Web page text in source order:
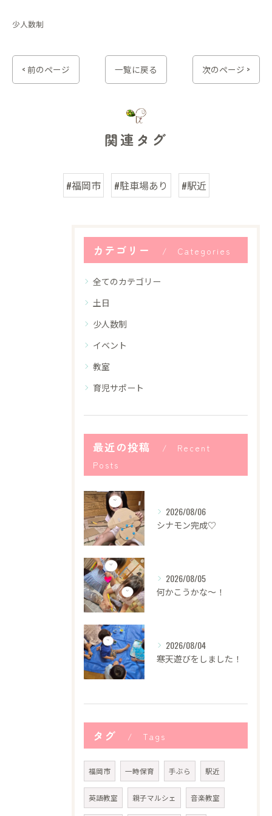
少人数制
< 前のページ 一覧に戻る 次のページ >
関連タグ
#福岡市 #駐車場あり #駅近
カテゴリー Categories
全てのカテゴリー
土日
少人数制
イベント
教室
育児サポート
最近の投稿
Recent
Posts
2026/08/06
シナモン完成♡
2026/08/05
何かこうかな〜！
2026/08/04
寒天遊びをしました！
タグ Tags
福岡市 一時保育 手ぶら 駅近
英語教室 親子マルシェ 音楽教室